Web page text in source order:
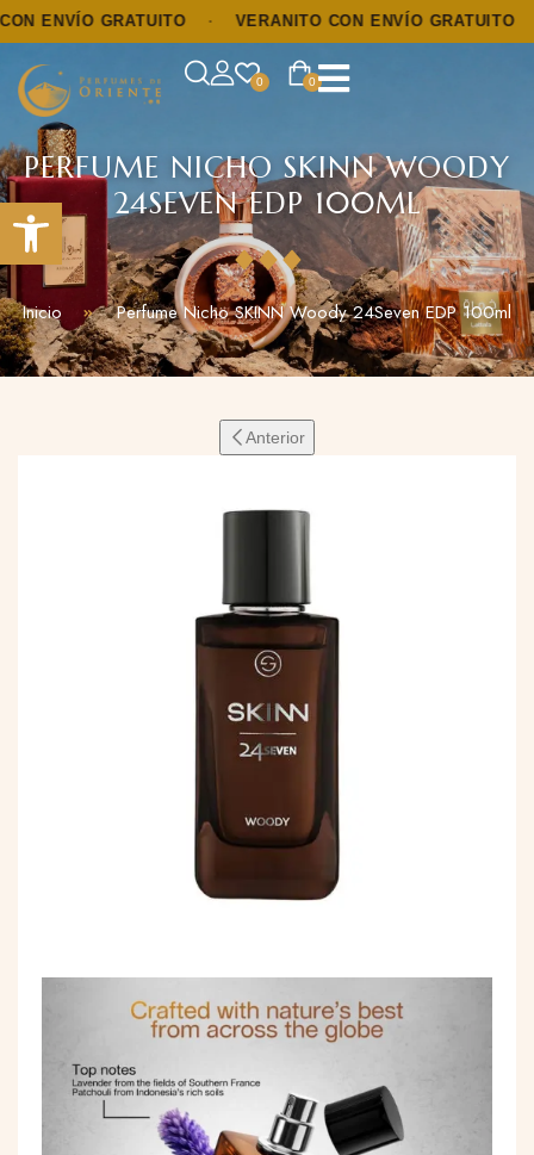
Abrir barra de herramientas
ENVÍO GRATUITO · VERANITO CON ENVÍO GRATUITO ·
0
0
PERFUME NICHO SKINN WOODY
24SEVEN EDP 100ML
Inicio Perfume Nicho SKINN Woody 24Seven EDP 100ml
Anterior